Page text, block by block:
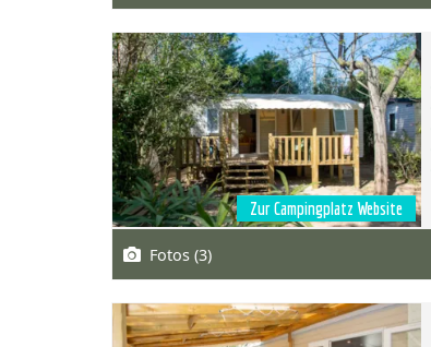
Zur Campingplatz Website
Fotos (3)